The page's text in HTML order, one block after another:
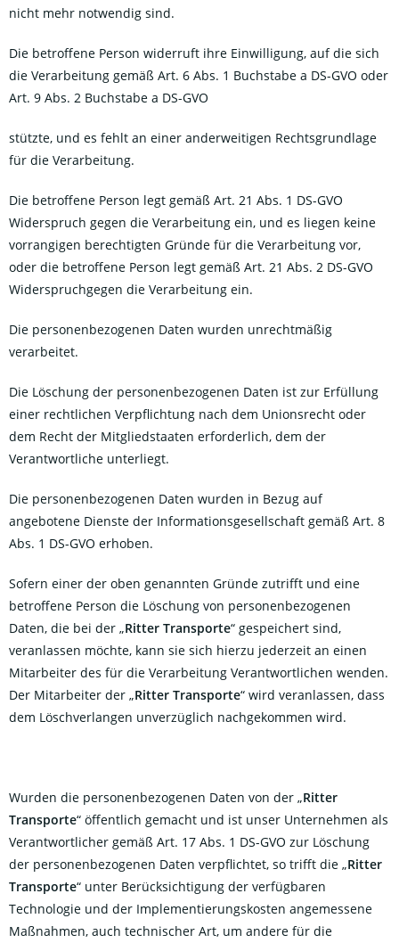
nicht mehr notwendig sind.
Die betroffene Person widerruft ihre Einwilligung, auf die sich
die Verarbeitung gemäß Art. 6 Abs. 1 Buchstabe a DS-GVO oder
Art. 9 Abs. 2 Buchstabe a DS-GVO
stützte, und es fehlt an einer anderweitigen Rechtsgrundlage
für die Verarbeitung.
Die betroffene Person legt gemäß Art. 21 Abs. 1 DS-GVO
Widerspruch gegen die Verarbeitung ein, und es liegen keine
vorrangigen berechtigten Gründe für die Verarbeitung vor,
oder die betroffene Person legt gemäß Art. 21 Abs. 2 DS-GVO
Widerspruchgegen die Verarbeitung ein.
Die personenbezogenen Daten wurden unrechtmäßig
verarbeitet.
Die Löschung der personenbezogenen Daten ist zur Erfüllung
einer rechtlichen Verpflichtung nach dem Unionsrecht oder
dem Recht der Mitgliedstaaten erforderlich, dem der
Verantwortliche unterliegt.
Die personenbezogenen Daten wurden in Bezug auf
angebotene Dienste der Informationsgesellschaft gemäß Art. 8
Abs. 1 DS-GVO erhoben.
Sofern einer der oben genannten Gründe zutrifft und eine
betroffene Person die Löschung von personenbezogenen
Daten, die bei der „Ritter Transporte“ gespeichert sind,
veranlassen möchte, kann sie sich hierzu jederzeit an einen
Mitarbeiter des für die Verarbeitung Verantwortlichen wenden.
Der Mitarbeiter der „Ritter Transporte“ wird veranlassen, dass
dem Löschverlangen unverzüglich nachgekommen wird.
Wurden die personenbezogenen Daten von der „Ritter
Transporte“ öffentlich gemacht und ist unser Unternehmen als
Verantwortlicher gemäß Art. 17 Abs. 1 DS-GVO zur Löschung
der personenbezogenen Daten verpflichtet, so trifft die „Ritter
Transporte“ unter Berücksichtigung der verfügbaren
Technologie und der Implementierungskosten angemessene
Maßnahmen, auch technischer Art, um andere für die